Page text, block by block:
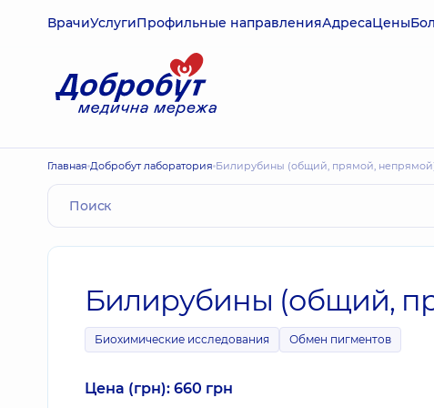
ВрачиУслугиПрофильные направленияАдресаЦены
Главная Добробут лаборатория Билирубины (общий, прямой,
Билирубины (общий,
Биохимические исследования Обмен пигментов
Цена (грн): 660 грн